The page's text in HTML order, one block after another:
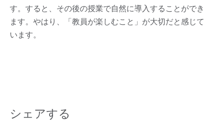
す。すると、その後の授業で自然に導入することができ
ます。やはり、「教員が楽しむこと」が大切だと感じて
います。
シェアする